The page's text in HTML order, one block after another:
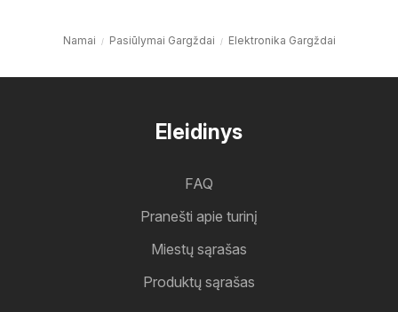
Namai Pasiūlymai Gargždai Elektronika Gargždai
Eleidinys
FAQ
Pranešti apie turinį
Miestų sąrašas
Produktų sąrašas